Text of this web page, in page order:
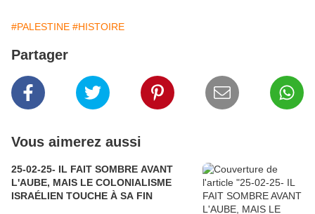
#PALESTINE #HISTOIRE
Partager
Vous aimerez aussi
25-02-25- IL FAIT SOMBRE AVANT
L'AUBE, MAIS LE COLONIALISME
ISRAÉLIEN TOUCHE À SA FIN